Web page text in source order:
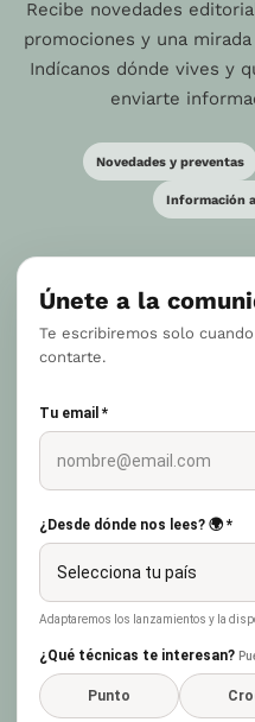
Recibe novedades
promociones y una
Indícanos dónde vives y
enviarte
Novedades y preventas
Información
Únete a la
Te escribiremos solo
contarte.
Tu email *
¿Desde dónde nos lees? 🌍 *
Adaptaremos los lanzamientos y la
¿Qué técnicas te interesan?
Punto